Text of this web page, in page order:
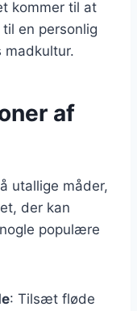
kommer til at
en personlig
madkultur.
af
utallige måder,
der kan
populære
: Tilsæt fløde